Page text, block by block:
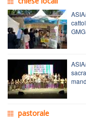
pastorale